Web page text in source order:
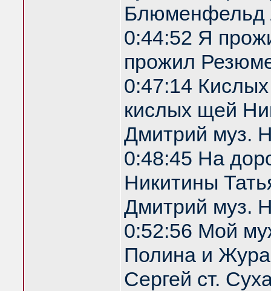
Блюменфельд
0:44:52 Я
прожил
0:47:14
кислых щей
Дмитрий муз.
0:48:45 На
Никитины
Дмитрий муз.
0:52:56 Мой
Полина и
Сергей ст.